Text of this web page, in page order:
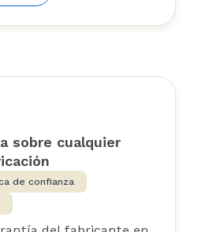
sobre cualquier
de confianza